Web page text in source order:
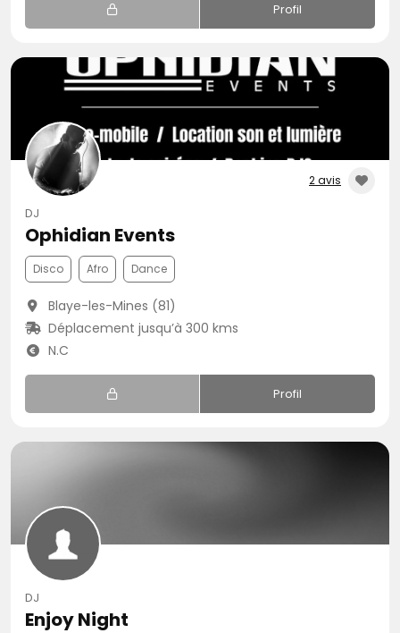
Profil
2 avis
DJ
Ophidian Events
Disco Afro Dance
Blaye-les-Mines (81)
Déplacement jusqu’à 300 kms
N.C
Profil
DJ
Enjoy Night